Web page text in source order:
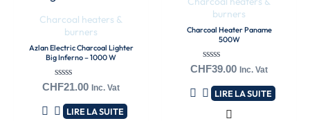
Nom
E-mail
Charcoal heaters &
burners
Azlan Electric Charcoal Lighter
Big Inferno – 1000 W
Note
sur
5
CHF21.00 Inc. Vat
LIRE LA SUITE
burners
Charcoal Heater Paname
500W
Note
sur
5
CHF39.00 Inc. Vat
LIRE LA SUITE